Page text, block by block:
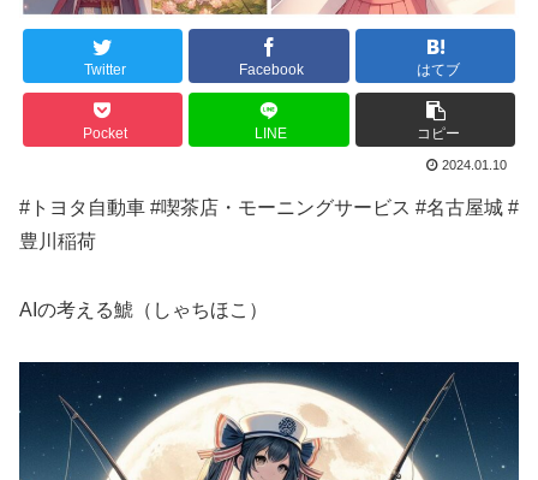
Twitter Facebook はてブ
Pocket LINE コピー
2024.01.10
#トヨタ自動車 #喫茶店・モーニングサービス #名古屋城 #
豊川稲荷
AIの考える鯱（しゃちほこ）